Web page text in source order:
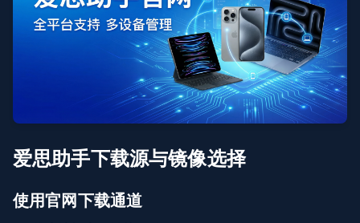
爱思助手下载源与镜像选择
使用官网下载通道